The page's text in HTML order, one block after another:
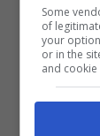
in
Some
of
your
or in the
and cookie